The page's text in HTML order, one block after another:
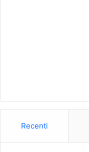
Recenti